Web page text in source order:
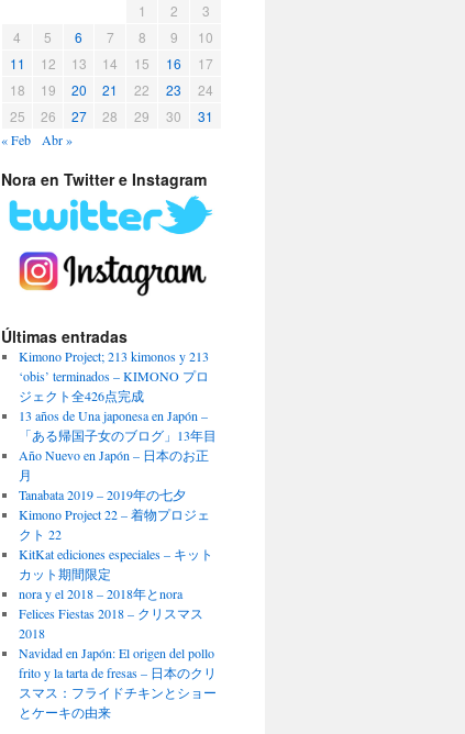
1 2
3
4
5 6 7 8 9
10
11
12 13 14 15 16
17
18
19 20 21 22 23
24
25
26 27 28 29 30 31
« Feb Abr »
Nora en Twitter e Instagram
Últimas entradas
Kimono Project; 213 kimonos y 213
‘obis’ terminados – KIMONO プロ
ジェクト全426点完成
13 años de Una japonesa en Japón –
「ある帰国子女のブログ」13年目
Año Nuevo en Japón – 日本のお正
月
Tanabata 2019 – 2019年の七夕
Kimono Project 22 – 着物プロジェ
クト 22
KitKat ediciones especiales – キット
カット期間限定
nora y el 2018 – 2018年とnora
Felices Fiestas 2018 – クリスマス
2018
Navidad en Japón: El origen del pollo
frito y la tarta de fresas – 日本のクリ
スマス：フライドチキンとショー
とケーキの由来